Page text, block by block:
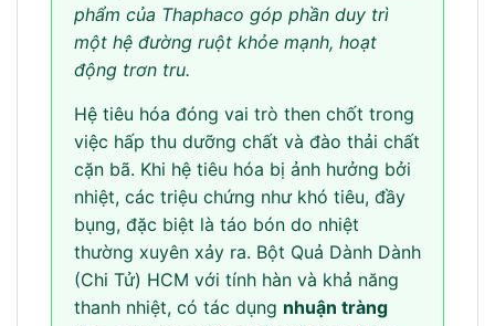
phẩm của Thaphaco góp phần duy trì
một hệ đường ruột khỏe mạnh, hoạt
động trơn tru.
Hệ tiêu hóa đóng vai trò then chốt trong
việc hấp thu dưỡng chất và đào thải chất
cặn bã. Khi hệ tiêu hóa bị ảnh hưởng bởi
nhiệt, các triệu chứng như khó tiêu, đầy
bụng, đặc biệt là táo bón do nhiệt
thường xuyên xảy ra. Bột Quả Dành Dành
(Chi Tử) HCM với tính hàn và khả năng
thanh nhiệt, có tác dụng nhuận tràng